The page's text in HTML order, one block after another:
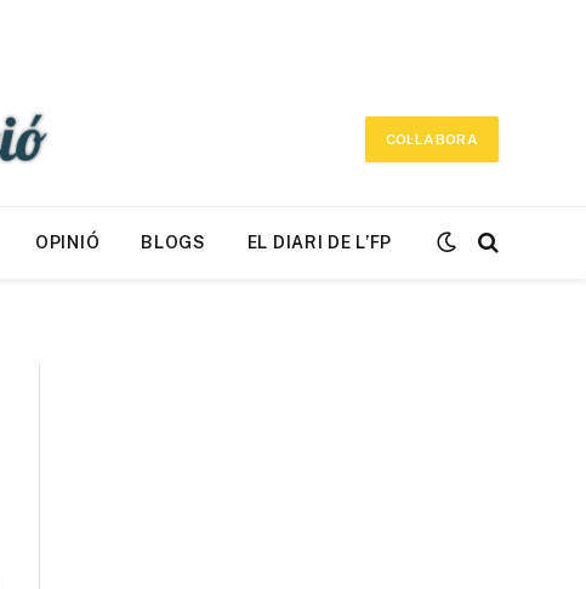
COL·LABORA
OPINIÓ BLOGS EL DIARI DE L’FP